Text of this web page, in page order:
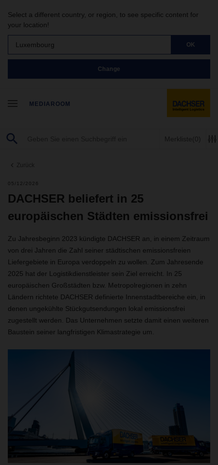
Select a different country, or region, to see specific content for
your location!
Luxembourg OK
Change
MEDIAROOM
Merkliste(0)
Zurück
05/12/2026
DACHSER beliefert in 25
europäischen Städten emissionsfrei
Zu Jahresbeginn 2023 kündigte DACHSER an, in einem Zeitraum
von drei Jahren die Zahl seiner städtischen emissionsfreien
Liefergebiete in Europa verdoppeln zu wollen. Zum Jahresende
2025 hat der Logistikdienstleister sein Ziel erreicht. In 25
europäischen Großstädten bzw. Metropolregionen in zehn
Ländern richtete DACHSER definierte Innenstadtbereiche ein, in
denen ungekühlte Stückgutsendungen lokal emissionsfrei
zugestellt werden. Das Unternehmen setzte damit einen weiteren
Baustein seiner langfristigen Klimastrategie um.